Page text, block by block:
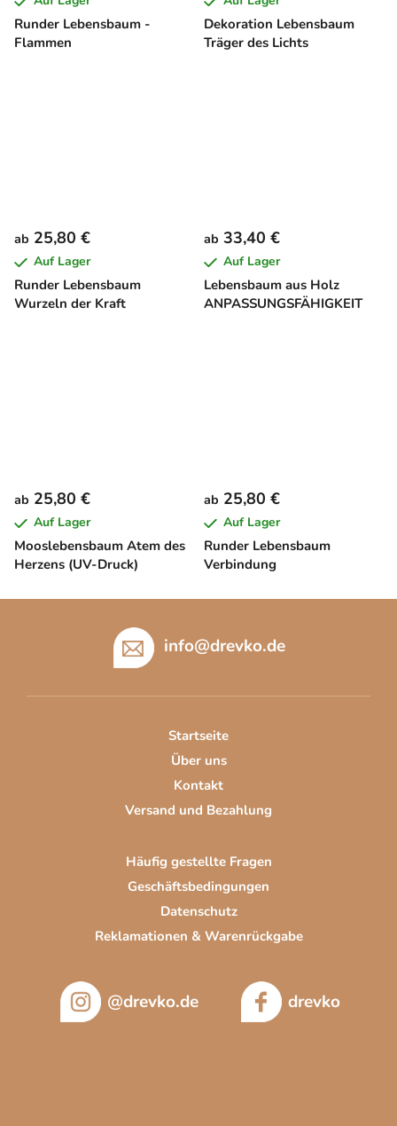
Runder Lebensbaum -
Flammen
Dekoration Lebensbaum
Träger des Lichts
Runder Lebensbaum
Wurzeln der Kraft
ab 25,80 €
Auf Lager
Lebensbaum aus Holz
ANPASSUNGSFÄHIGKEIT
ab 33,40 €
Auf Lager
Mooslebensbaum Atem des
Herzens (UV-Druck)
ab 25,80 €
Auf Lager
Runder Lebensbaum
Verbindung
ab 25,80 €
Auf Lager
info@drevko.de
Startseite
Über uns
Kontakt
Versand und Bezahlung
Häufig gestellte Fragen
Geschäftsbedingungen
Datenschutz
Reklamationen & Warenrückgabe
@drevko.de drevko